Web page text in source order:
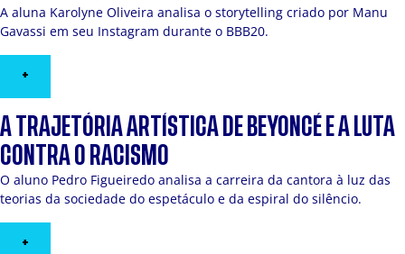
A aluna Karolyne Oliveira analisa o storytelling criado por Manu
Gavassi em seu Instagram durante o BBB20.
+
A TRAJETÓRIA ARTÍSTICA DE BEYONCÉ E A LUTA
CONTRA O RACISMO
O aluno Pedro Figueiredo analisa a carreira da cantora à luz das
teorias da sociedade do espetáculo e da espiral do silêncio.
+